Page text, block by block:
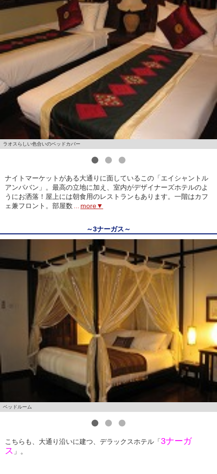
ラオスらしい色合いのベッドカバー
ナイトマーケットがある大通りに面しているこの「エイシャントル
アンパバン」。最高の立地に加え、室内がデザイナーズホテルのよ
うにお洒落！屋上には朝食用のレストランもあります。一階はカフ
ェ兼フロント。部屋数
more▼
～3ナーガス～
ベッドルーム
こちらも、大通り沿いに建つ、デラックスホテル「3ナーガ
ス 」。